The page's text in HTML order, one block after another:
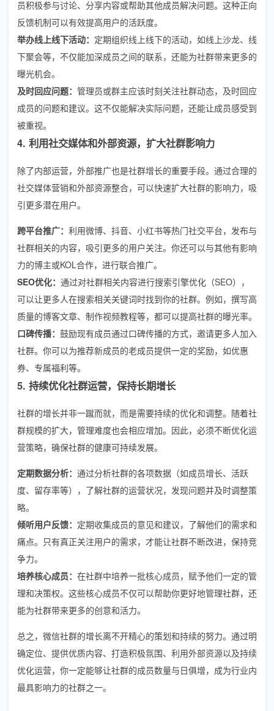
员积极参与讨论、分享内容或帮助其他成员解决问题。这种正向
反馈机制可以有效提高用户的活跃度。
举办线上线下活动： 定期组织线上线下的活动，如线上沙龙、线
下聚会等，不仅能加深成员之间的联系，还能为社群带来更多的
曝光机会。
及时回应问题： 管理员或群主应该时刻关注社群动态，及时回应
成员的问题和建议。这不仅能解决实际问题，还能让成员感受到
被重视。
4. 利用社交媒体和外部资源，扩大社群影响力
除了内部运营，外部推广也是社群增长的重要手段。通过合理的
社交媒体营销和外部资源整合，可以快速扩大社群的影响力，吸
引更多潜在用户。
跨平台推广： 利用微博、抖音、小红书等热门社交平台，发布与
社群相关的内容，吸引更多的用户关注。你还可以与其他有影响
力的博主或KOL合作，进行联合推广。
SEO优化： 通过对社群相关内容进行搜索引擎优化（SEO），
可以让更多人在搜索相关关键词时找到你的社群。例如，撰写高
质量的博客文章、制作视频教程等，都可以提高社群的曝光率。
口碑传播： 鼓励现有成员通过口碑传播的方式，邀请更多人加入
社群。你可以为推荐新成员的老成员提供一定的奖励，如优惠
券、专属福利等。
5. 持续优化社群运营，保持长期增长
社群的增长并非一蹴而就，而是需要持续的优化和调整。随着社
群规模的扩大，管理难度也会相应增加。因此，必须不断优化运
营策略，确保社群的健康可持续发展。
定期数据分析： 通过分析社群的各项数据（如成员增长、活跃
度、留存率等），了解社群的运营状况，发现问题并及时调整策
略。
倾听用户反馈： 定期收集成员的意见和建议，了解他们的需求和
痛点。只有真正关注用户的需求，才能让社群不断改进，保持竞
争力。
培养核心成员： 在社群中培养一批核心成员，赋予他们一定的管
理和决策权。这些核心成员不仅可以帮助你更好地管理社群，还
能为社群带来更多的创意和活力。
总之，微信社群的增长离不开精心的策划和持续的努力。通过明
确定位、提供优质内容、打造积极氛围、利用外部资源以及持续
优化运营，你一定能够让社群的成员数量与日俱增，成为行业内
最具影响力的社群之一。